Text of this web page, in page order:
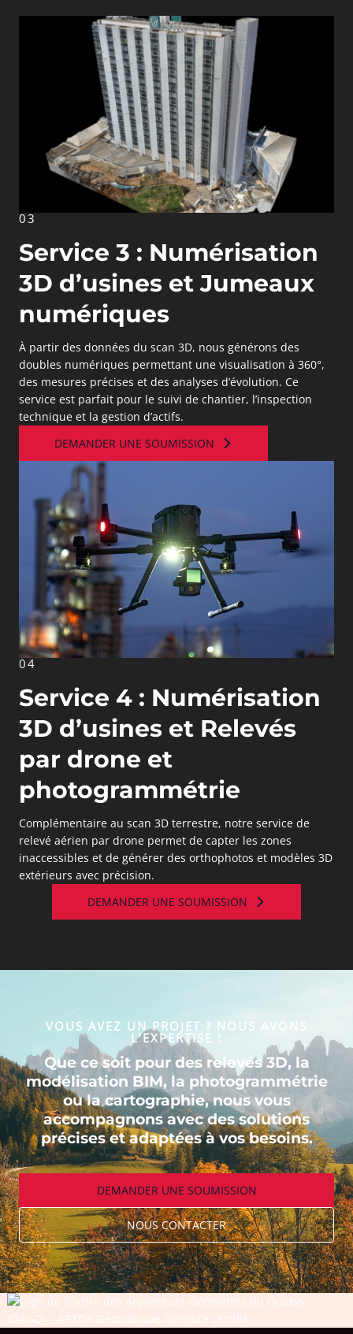
03
Service 3 : Numérisation
3D d’usines et Jumeaux
numériques
À partir des données du scan 3D, nous générons des
doubles numériques permettant une visualisation à 360°,
des mesures précises et des analyses d’évolution. Ce
service est parfait pour le suivi de chantier, l’inspection
technique et la gestion d’actifs.
DEMANDER UNE SOUMISSION
04
Service 4 : Numérisation
3D d’usines et Relevés
par drone et
photogrammétrie
Complémentaire au scan 3D terrestre, notre service de
relevé aérien par drone permet de capter les zones
inaccessibles et de générer des orthophotos et modèles 3D
extérieurs avec précision.
DEMANDER UNE SOUMISSION
VOUS AVEZ UN PROJET ? NOUS AVONS
L’EXPERTISE !
Que ce soit pour des relevés 3D, la
modélisation BIM, la photogrammétrie
ou la cartographie, nous vous
accompagnons avec des solutions
précises et adaptées à vos besoins.
DEMANDER UNE SOUMISSION
NOUS CONTACTER